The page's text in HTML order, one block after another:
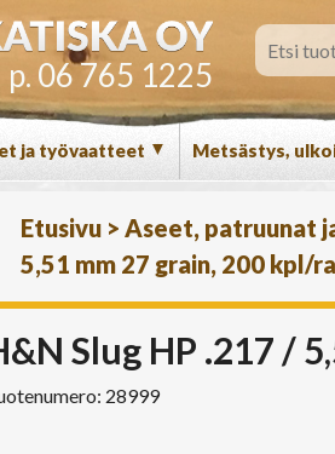
p. 06 765 1225
ja työvaatteet ▼ Metsästys,
Etusivu > Aseet, patruunat
5,51 mm 27 grain, 200 kpl/
Slug HP .217 /
28999